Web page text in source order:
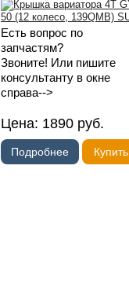
Есть вопрос по
запчастям?
Звоните! Или пишите
консультанту в окне
справа-->
Цена: 1890 руб.
Подробнее Купить